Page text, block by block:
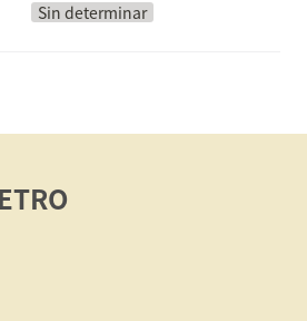
Sin determinar